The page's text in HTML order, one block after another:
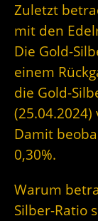
Zuletzt
mit den
Die Gold-
einem
die Gold-
Damit
0,30%.
Warum
Silber-Ratio